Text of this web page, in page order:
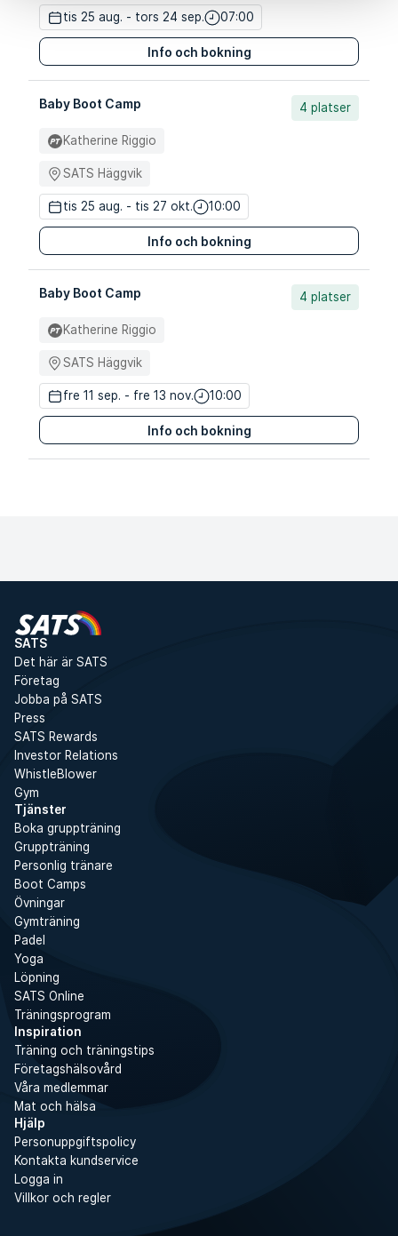
tis 25 aug. - tors 24 sep. 07:00
Info och bokning
Baby Boot Camp
Katherine Riggio
SATS Häggvik
tis 25 aug. - tis 27 okt. 10:00
4 platser
Info och bokning
Baby Boot Camp
Katherine Riggio
SATS Häggvik
fre 11 sep. - fre 13 nov. 10:00
4 platser
Info och bokning
Pris för icke-medlem
SATS
Det här är SATS
Företag
Jobba på SATS
Press
SATS Rewards
Investor Relations
WhistleBlower
Gym
Tjänster
Boka gruppträning
Gruppträning
Personlig tränare
Boot Camps
Övningar
Gymträning
Padel
Yoga
Löpning
SATS Online
Träningsprogram
Inspiration
Träning och träningstips
Företagshälsovård
Våra medlemmar
Mat och hälsa
Hjälp
Personuppgiftspolicy
Kontakta kundservice
Logga in
Villkor och regler